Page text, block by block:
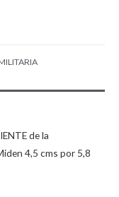
de la
4,5 cms por 5,8